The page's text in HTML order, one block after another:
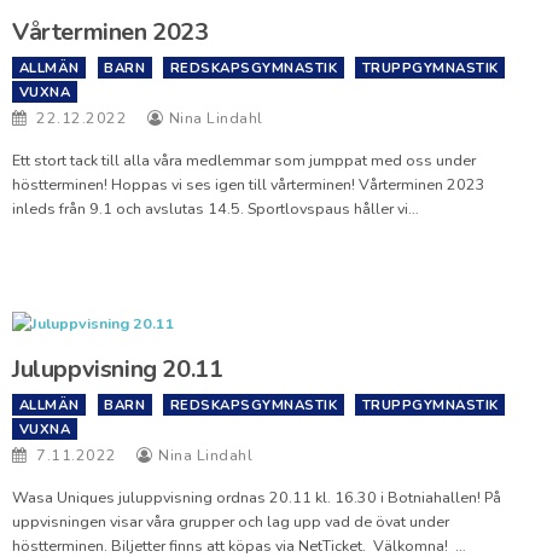
Vårterminen 2023
ALLMÄN BARN REDSKAPSGYMNASTIK
TRUPPGYMNASTIK
VUXNA
22.12.2022 Nina Lindahl
Ett stort tack till alla våra medlemmar som jumppat med oss under
höstterminen! Hoppas vi ses igen till vårterminen! Vårterminen 2023
inleds från 9.1 och avslutas 14.5. Sportlovspaus håller vi…
Juluppvisning 20.11
ALLMÄN BARN REDSKAPSGYMNASTIK
TRUPPGYMNASTIK
VUXNA
7.11.2022 Nina Lindahl
Wasa Uniques juluppvisning ordnas 20.11 kl. 16.30 i Botniahallen! På
uppvisningen visar våra grupper och lag upp vad de övat under
höstterminen. Biljetter finns att köpas via NetTicket. Välkomna! …